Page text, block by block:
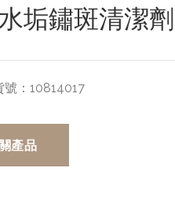
垢鏽斑清潔劑
： 10814017
產品